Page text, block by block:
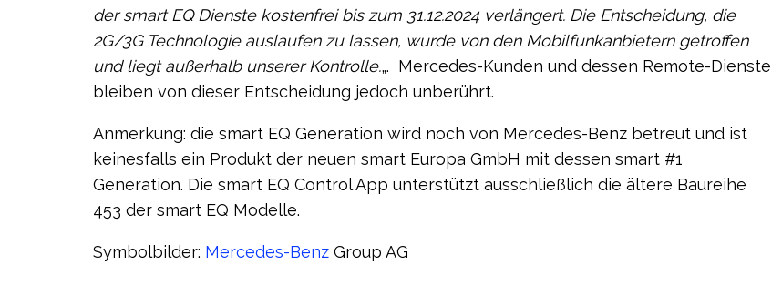
der smart EQ Dienste kostenfrei bis zum 31.12.2024 verlängert. Die Entscheidung, die
2G/3G Technologie auslaufen zu lassen, wurde von den Mobilfunkanbietern getroffen
und liegt außerhalb unserer Kontrolle.„. Mercedes-Kunden und dessen Remote-Dienste
bleiben von dieser Entscheidung jedoch unberührt.
Anmerkung: die smart EQ Generation wird noch von Mercedes-Benz betreut und ist
keinesfalls ein Produkt der neuen smart Europa GmbH mit dessen smart #1
Generation. Die smart EQ Control App unterstützt ausschließlich die ältere Baureihe
453 der smart EQ Modelle.
Symbolbilder: Mercedes-Benz Group AG